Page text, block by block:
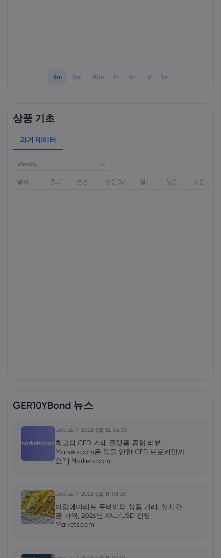
5m 15m 30m 1h 4h 1d 1w
상품 기초
과거 데이터
Weekly
날짜 종료 변경 변동(%) 열기 높음 낮음
GER10YBond 뉴스
Laia Liu 2026 5월 12, 06:30
최고의 CFD 거래 플랫폼 종합 리뷰:
Markets.com은 믿을 만한 CFD 브로커일까
요? | Markets.com
Laia Liu 2026 5월 11, 08:35
아랍에미리트 두바이의 상품 거래: 실시간
금 가격, 2026년 XAU/USD 전망 |
Markets.com